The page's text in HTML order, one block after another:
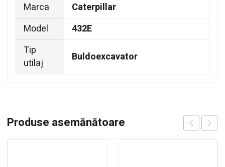
Marca
Caterpillar
Model
432E
Tip
utilaj
Buldoexcavator
Produse asemănătoare